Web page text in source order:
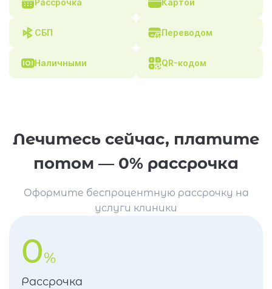
Рассрочка Картой
СБП Переводом
Наличными QR-кодом
Лечитесь сейчас, платите
потом — 0% рассрочка
Оформите беспроцентную рассрочку на
услуги клиники
0%
Рассрочка